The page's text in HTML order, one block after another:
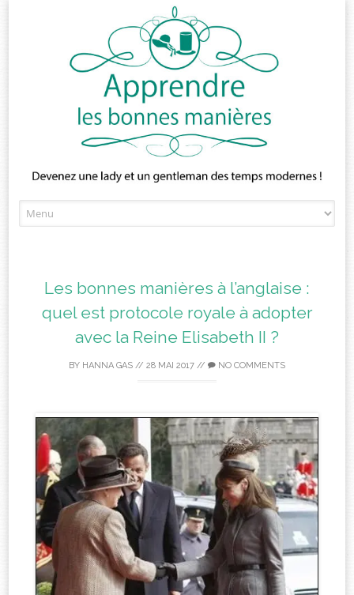
to
Les bonnes manières à l’anglaise :
quel est protocole royale à adopter
avec la Reine Elisabeth II ?
BY HANNA GAS // 28 MAI 2017 // NO COMMENTS